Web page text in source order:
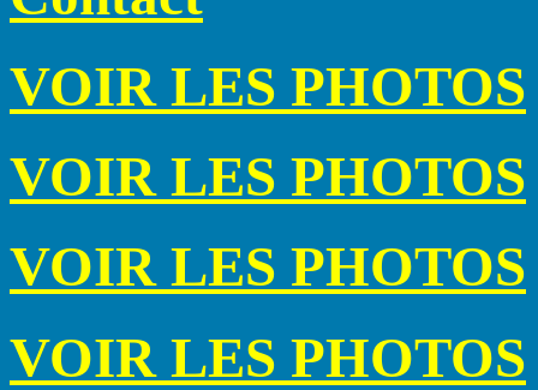
VOIR LES PHOTOS
VOIR LES PHOTOS
VOIR LES PHOTOS
VOIR LES PHOTOS